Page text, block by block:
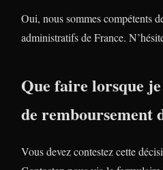
Oui, nous sommes compétents
administratifs de France.
Que faire lorsque
de remboursement
Vous devez contestez cette